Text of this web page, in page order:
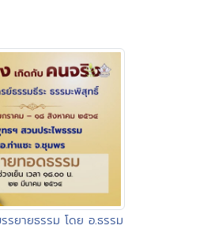
ยายธรรม โดย อ.ธรรม